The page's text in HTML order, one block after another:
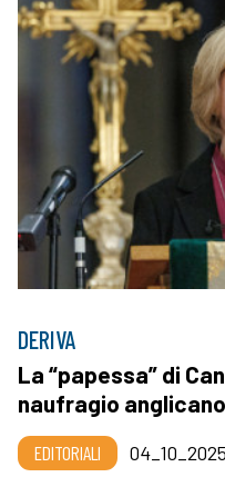
DERIVA
La “papessa” di
naufragio anglicano
EDITORIALI 04_10_2025